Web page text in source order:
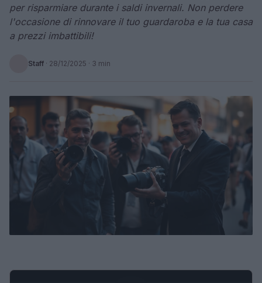
per risparmiare durante i saldi invernali. Non perdere
l'occasione di rinnovare il tuo guardaroba e la tua casa
a prezzi imbattibili!
Staff · 28/12/2025 · 3 min